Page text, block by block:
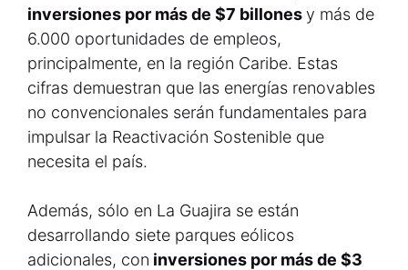
inversiones por más de $7 billonesy más de
6.000 oportunidades de empleos,
principalmente, en la región Caribe. Estas
cifras demuestran que las energías renovables
no convencionales serán fundamentales para
impulsar la Reactivación Sostenible que
necesita el país.
Además, sólo en La Guajira se están
desarrollando siete parques eólicos
adicionales, con inversiones por más de $3